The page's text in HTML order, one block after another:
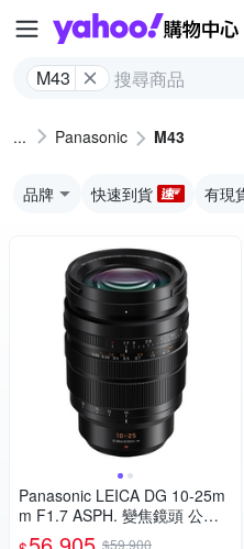
M43
Panasonic M43
品牌 快速到貨 有現
Panasonic LEICA DG 10-25m
m F1.7 ASPH. 變焦鏡頭 公司
貨
$59,900